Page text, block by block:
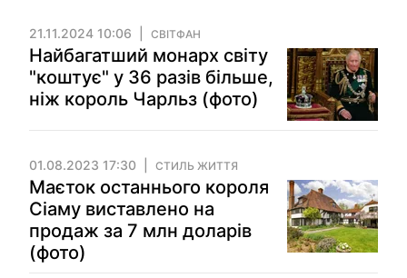
21.11.2024 10:06 СВІТФАН
Найбагатший монарх світу
"коштує" у 36 разів більше,
ніж король Чарльз (фото)
01.08.2023 17:30 СТИЛЬ ЖИТТЯ
Маєток останнього короля
Сіаму виставлено на
продаж за 7 млн доларів
(фото)